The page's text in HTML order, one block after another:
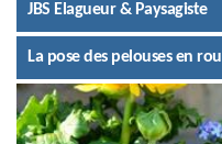
JBS Elagueur & Paysagiste
La pose des pelouses en